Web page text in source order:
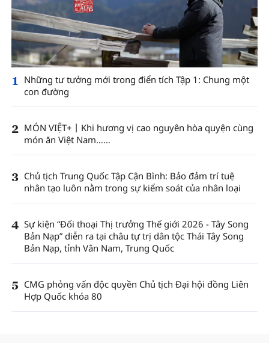
1
Những tư tưởng mới trong điển tích Tập 1: Chung một
con đường
2 MÓN VIỆT+丨Khi hương vị cao nguyên hòa quyện cùng
món ăn Việt Nam……
3 Chủ tịch Trung Quốc Tập Cận Bình: Bảo đảm trí tuệ
nhân tạo luôn nằm trong sự kiểm soát của nhân loại
4 Sự kiện “Đối thoại Thị trưởng Thế giới 2026 - Tây Song
Bản Nạp” diễn ra tại châu tự trị dân tộc Thái Tây Song
Bản Nạp, tỉnh Vân Nam, Trung Quốc
5 CMG phỏng vấn độc quyền Chủ tịch Đại hội đồng Liên
Hợp Quốc khóa 80